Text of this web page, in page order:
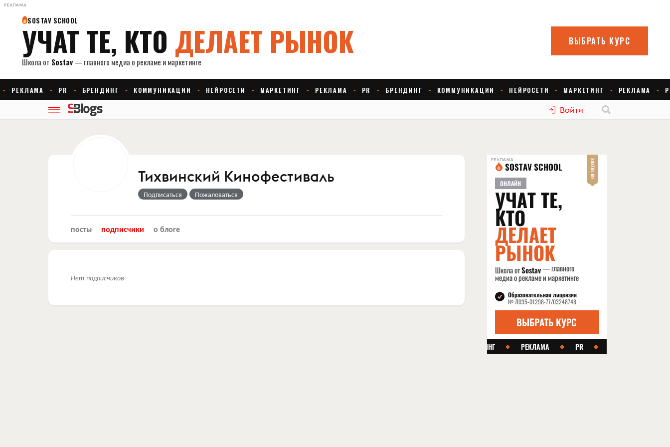
РЕКЛАМА
Войти
Тихвинский Кинофестиваль
Подписаться Пожаловаться
посты подписчики о блоге
Нет подписчиков
РЕКЛАМА